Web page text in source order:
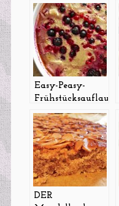
Easy-Peasy-
Frühstücksauflauf
für alle
Jahreszeiten
DER